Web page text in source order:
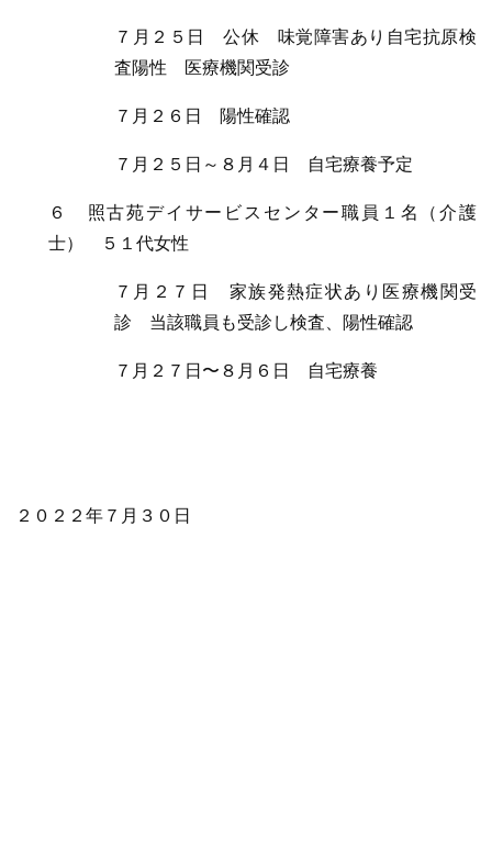
７月２５日 公休 味覚障害あり自宅抗原検
査陽性 医療機関受診
７月２６日 陽性確認
７月２５日～８月４日 自宅療養予定
６ 照古苑デイサービスセンター職員１名（介護
士） ５１代女性
７月２７日 家族発熱症状あり医療機関受
診 当該職員も受診し検査、陽性確認
７月２７日〜８月６日 自宅療養
２０２２年７月３０日